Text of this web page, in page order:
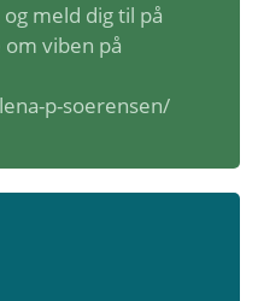
meld dig til på
viben på
p-soerensen/